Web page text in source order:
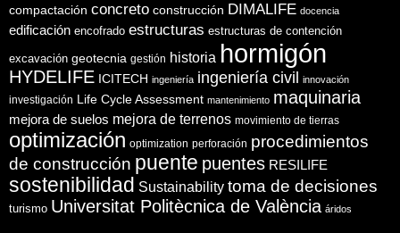
compactación concreto construcción DIMALIFE docencia
edificación encofrado estructuras estructuras de contención
excavación geotecnia gestión historia hormigón
HYDELIFE ICITECH ingeniería ingeniería civil innovación
investigación Life Cycle Assessment mantenimiento maquinaria
mejora de suelos mejora de terrenos movimiento de tierras
optimización optimization perforación procedimientos
de construcción puente puentes RESILIFE
sostenibilidad Sustainability toma de decisiones
turismo Universitat Politècnica de València áridos